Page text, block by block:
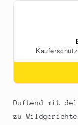
g
Duftend mit
zu